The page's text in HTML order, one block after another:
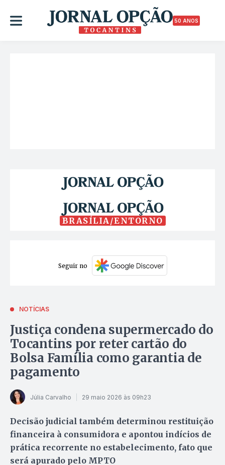
50 ANOS
BRASÍLIA/ENTORNO
Seguir no
NOTÍCIAS
Justiça condena supermercado do
Tocantins por reter cartão do
Bolsa Família como garantia de
pagamento
Júlia Carvalho 29 maio 2026 às 09h23
Decisão judicial também determinou restituição
financeira à consumidora e apontou indícios de
prática recorrente no estabelecimento, fato que
será apurado pelo MPTO